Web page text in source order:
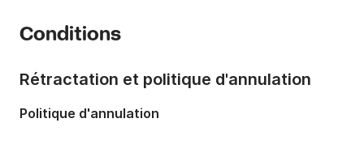
Équipage:2 membres
Nombre de cabines:
Conditions
Rétractation et politique d'annulation
Politique d'annulation